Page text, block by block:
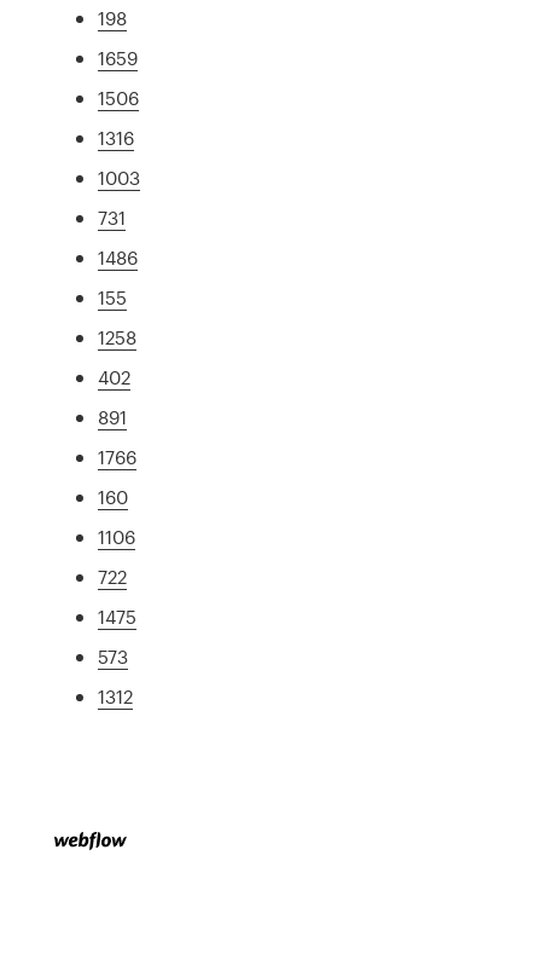
198
1659
1506
1316
1003
731
1486
155
1258
402
891
1766
160
1106
722
1475
573
1312